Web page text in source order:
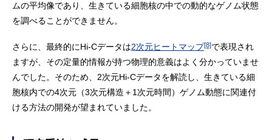
ムの平均像であり、生きている細胞核の中での動的なゲノム状態
を調べることができません。
さらに、最終的にHi-Cデータは2次元ヒートマップ[8]で表現され
ますが、その定量的情報が持つ物理的意義はよく分かっていませ
んでした。そのため、2次元Hi-Cデータを解読し、生きている細
胞核内での4次元（3次元構造＋1次元時間）ゲノム動態に関連付
ける方法の開発が望まれていました。